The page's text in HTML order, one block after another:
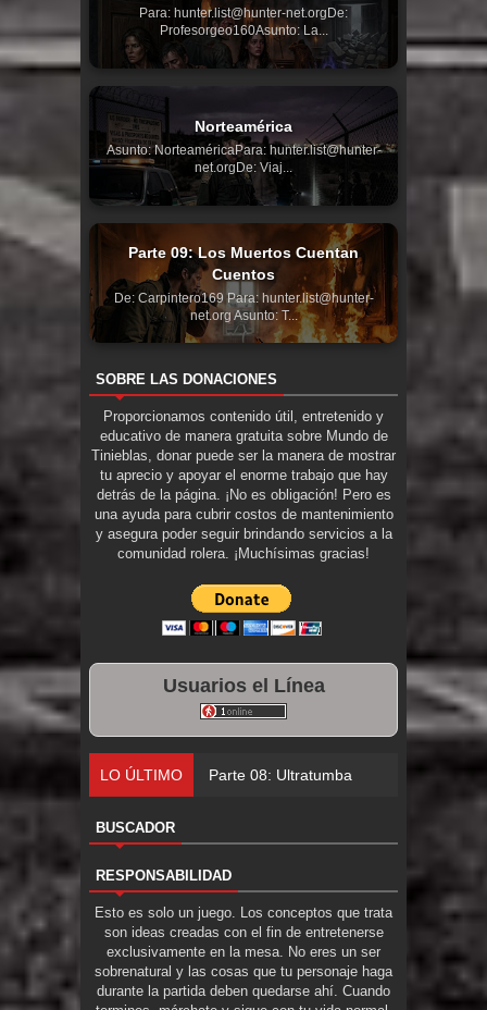
Para: hunter.list@hunter-net.orgDe:
Profesorgeo160Asunto: La...
Norteamérica
Asunto: NorteaméricaPara: hunter.list@hunter-
net.orgDe: Viaj...
Parte 09: Los Muertos Cuentan
Cuentos
De: Carpintero169 Para: hunter.list@hunter-
net.org Asunto: T...
SOBRE LAS DONACIONES
Proporcionamos contenido útil, entretenido y
educativo de manera gratuita sobre Mundo de
Tinieblas, donar puede ser la manera de mostrar
tu aprecio y apoyar el enorme trabajo que hay
detrás de la página. ¡No es obligación! Pero es
una ayuda para cubrir costos de mantenimiento
y asegura poder seguir brindando servicios a la
comunidad rolera. ¡Muchísimas gracias!
Usuarios el Línea
LO ÚLTIMO Parte 08: Ultratumba
BUSCADOR
RESPONSABILIDAD
Esto es solo un juego. Los conceptos que trata
son ideas creadas con el fin de entretenerse
exclusivamente en la mesa. No eres un ser
sobrenatural y las cosas que tu personaje haga
durante la partida deben quedarse ahí. Cuando